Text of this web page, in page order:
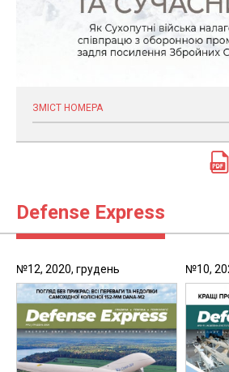
ЗМІСТ НОМЕРА
Defense Express
№12, 2020, грудень №10,